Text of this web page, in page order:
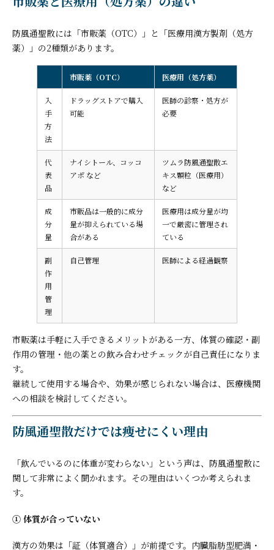
防風通聖散には「市販薬（OTC）」と「医療用漢方製剤（処方
薬）」の2種類があります。
市販薬（OTC） 医療用（処方薬）
入
手
方
法
ドラッグストアで購入
可能
医師の診察・処方が
必要
代
表
品
ナイシトール、コッコ
アポ など
ツムラ防風通聖散エ
キス顆粒（医療用）
など
成
分
量
市販品は一般的に成分
量が抑えられている場
合がある
医療用は成分量が均
一で厳密に管理され
ている
副
作
用
管
理
自己管理 医師による経過観察
市販薬は手軽に入手できるメリットがある一方、体質の確認・副
作用の管理・他の薬との飲み合わせチェックが自己責任になりま
す。
継続して使用する場合や、効果が感じられない場合は、医療機関
への相談を検討してください。
防風通聖散だけでは痩せにくい理由
「飲んでいるのに体重が変わらない」という声は、防風通聖散に
関して非常によく聞かれます。その理由はいくつか考えられま
す。
① 体質が合っていない
漢方の効果は「証（体質適合）」が前提です。内臓脂肪型肥満・